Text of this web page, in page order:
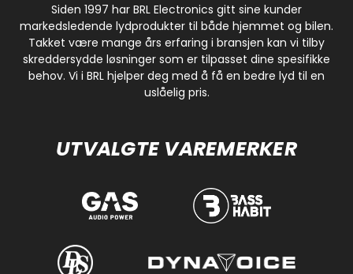
Siden 1997 har BRL Electronics gitt sine kunder
markedsledende lydprodukter til både hjemmet og bilen.
Takket være mange års erfaring i bransjen kan vi tilby
skreddersydde løsninger som er tilpasset dine spesifikke
behov. Vi i BRL hjelper deg med å få en bedre lyd til en
uslåelig pris.
UTVALGTE VAREMERKER